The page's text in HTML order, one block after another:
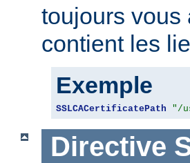
toujours vous
contient les
Exemple
SSLCACertificatePath "/
Directive